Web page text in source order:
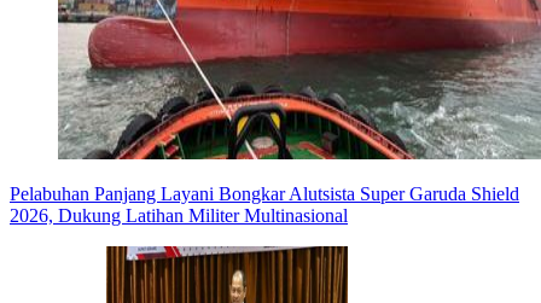
Pelabuhan Panjang Layani Bongkar Alutsista Super Garuda Shield
2026, Dukung Latihan Militer Multinasional